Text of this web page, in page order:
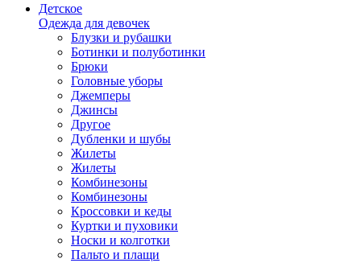
Детское
Одежда для девочек
Блузки и рубашки
Ботинки и полуботинки
Брюки
Головные уборы
Джемперы
Джинсы
Другое
Дубленки и шубы
Жилеты
Жилеты
Комбинезоны
Комбинезоны
Кроссовки и кеды
Куртки и пуховики
Носки и колготки
Пальто и плащи